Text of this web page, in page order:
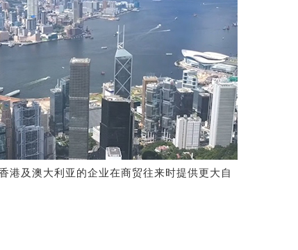
港及澳大利亚的企业在商贸往来时提供更大自